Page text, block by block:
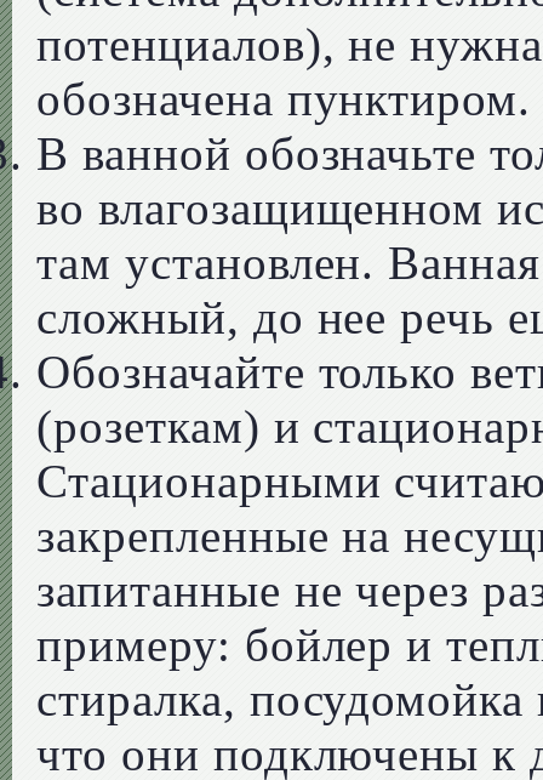
потенциалов), не
обозначена пунктиром.
В ванной обозначьте
во влагозащищенном
там установлен.
сложный, до нее речь
Обозначайте только
(розеткам) и
Стационарными
закрепленные на
запитанные не через
примеру: бойлер и
стиралка,
что они подключены к